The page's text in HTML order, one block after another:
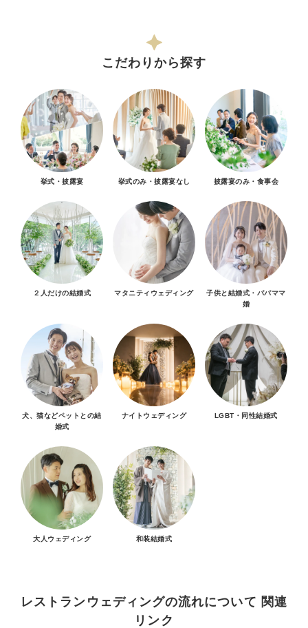
こだわりから探す
挙式・披露宴 挙式のみ・披露宴なし 披露宴のみ・食事会
２人だけの結婚式 マタニティウェディング
子供と結婚式・パパママ
婚
犬、猫などペットとの結
婚式
ナイトウェディング LGBT・同性結婚式
大人ウェディング 和装結婚式
レストランウェディングの流れについて 関連
リンク